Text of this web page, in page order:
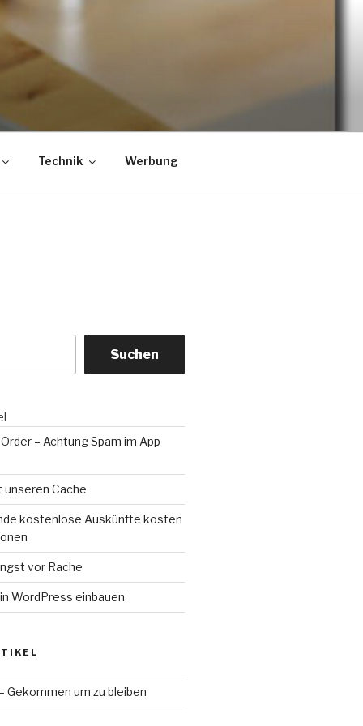
Technik Werbung
Suchen
– Achtung Spam im App
Cache
kostenlose Auskünfte kosten
vor Rache
WordPress einbauen
Gekommen um zu bleiben